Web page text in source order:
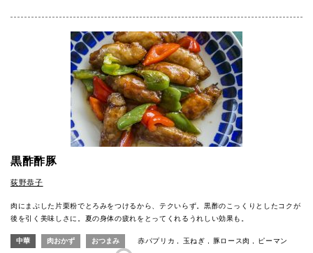
黒酢酢豚
荻野恭子
肉にまぶした片栗粉でとろみをつけるから、テクいらず。黒酢のこっくりとしたコクが
後を引く美味しさに。夏の身体の疲れをとってくれるうれしい効果も。
中華 肉おかず おつまみ 赤パプリカ 玉ねぎ 豚ロース肉 ピーマン